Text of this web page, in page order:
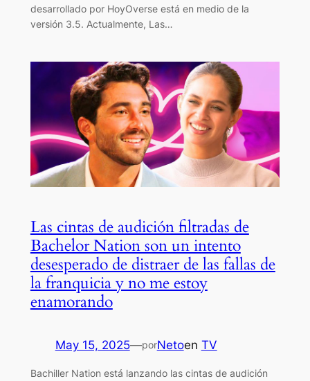
desarrollado por HoyOverse está en medio de la
versión 3.5. Actualmente, Las…
Las cintas de audición filtradas de
Bachelor Nation son un intento
desesperado de distraer de las fallas de
la franquicia y no me estoy
enamorando
May 15, 2025—porNetoen TV
Bachiller Nation está lanzando las cintas de audición